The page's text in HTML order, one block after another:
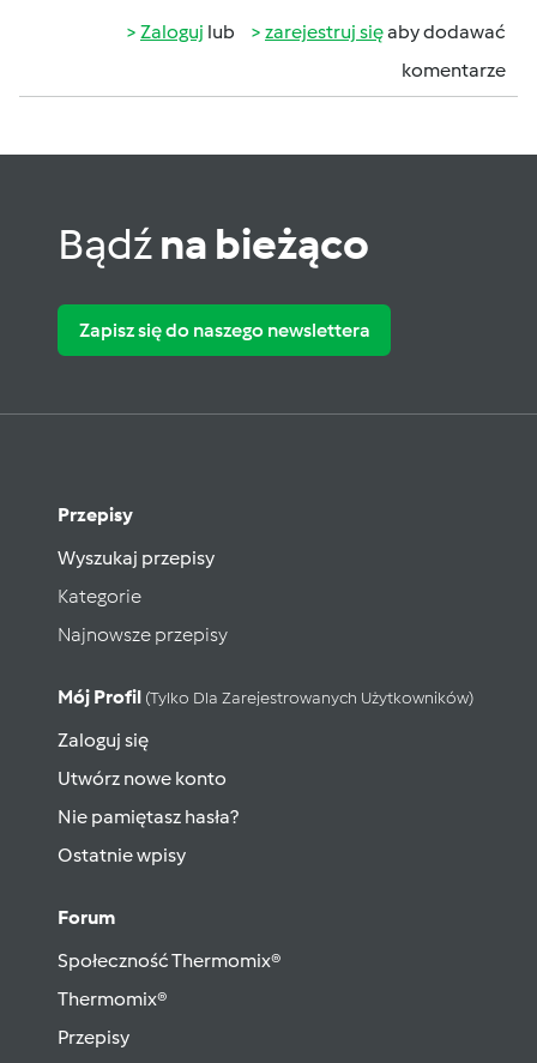
Zaloguj lub zarejestruj sięaby dodawać
komentarze
Bądźna bieżąco
Zapisz się do naszego newslettera
Przepisy
Wyszukaj przepisy
Kategorie
Najnowsze przepisy
Mój Profil (tylko Dla Zarejestrowanych Użytkowników)
Zaloguj się
Utwórz nowe konto
Nie pamiętasz hasła?
Ostatnie wpisy
Forum
Społeczność Thermomix®
Thermomix®
Przepisy